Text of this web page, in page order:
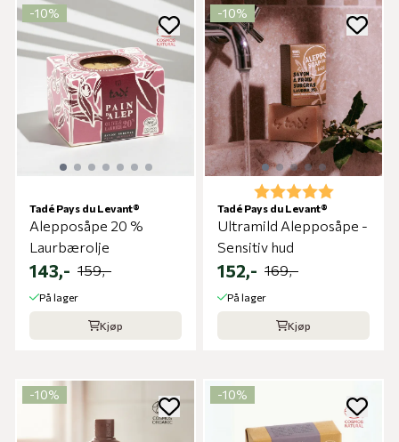
-10%
Tadé Pays du Levant®
Alepposåpe 20 %
Laurbærolje
143,- 159,-
På lager
Kjøp
-10%
Karakter: 5.0 av 5
Tadé Pays du Levant®
Ultramild Alepposåpe -
Sensitiv hud
152,- 169,-
På lager
Kjøp
-10% -10%